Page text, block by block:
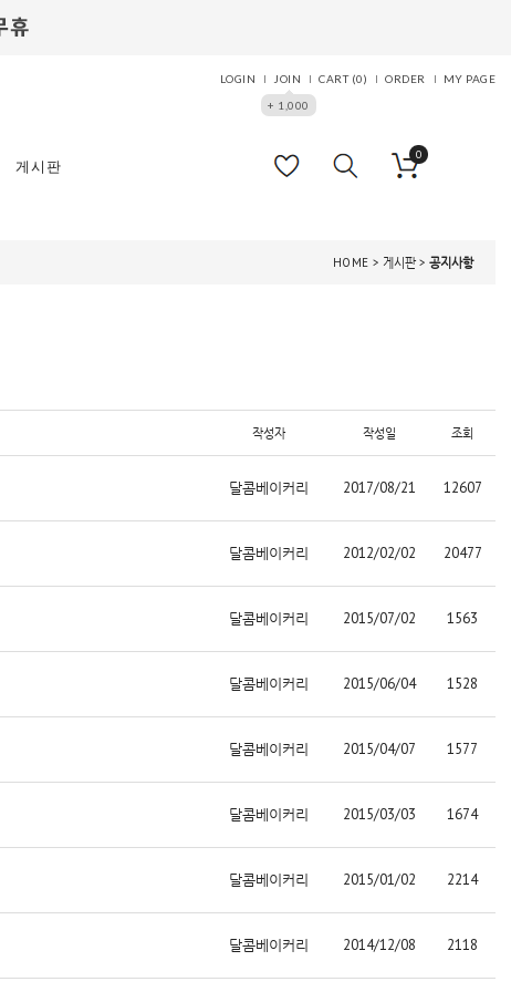
LOGIN JOIN
+ 1,000
CART (0) ORDER MY PAGE
0
게시판
HOME > 게시판 > 공지사항
작성자 작성일 조회
달콤베이커리 2017/08/21 12607
달콤베이커리 2012/02/02 20477
달콤베이커리 2015/07/02 1563
달콤베이커리 2015/06/04 1528
달콤베이커리 2015/04/07 1577
달콤베이커리 2015/03/03 1674
달콤베이커리 2015/01/02 2214
달콤베이커리 2014/12/08 2118